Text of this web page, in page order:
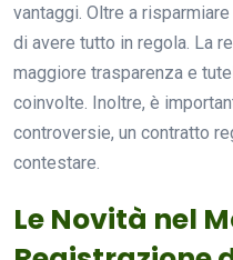
vantaggi. Oltre a
di avere tutto in regola. La
maggiore trasparenza e
coinvolte. Inoltre, è
controversie, un contratto
contestare.
Le Novità nel